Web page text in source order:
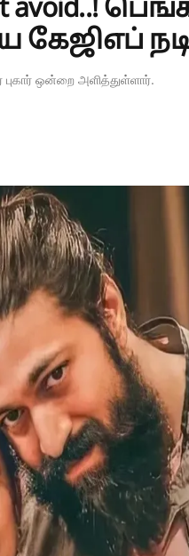
avoid..!
புகார் ஒன்றை அளித்துள்ளார்.